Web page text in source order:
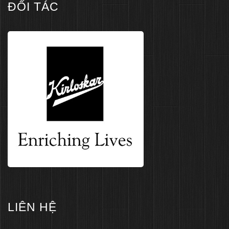
ĐỐI TÁC
LIÊN HỆ